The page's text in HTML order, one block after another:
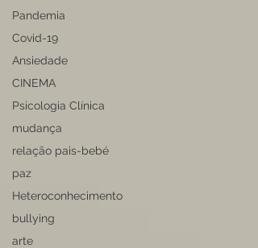
Pandemia
Covid-19
Ansiedade
CINEMA
Psicologia Clínica
mudança
relação pais-bebé
paz
Heteroconhecimento
bullying
arte